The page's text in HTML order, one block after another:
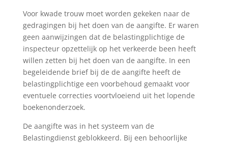
Voor kwade trouw moet worden gekeken naar de
gedragingen bij het doen van de aangifte. Er waren
geen aanwijzingen dat de belastingplichtige de
inspecteur opzettelijk op het verkeerde been heeft
willen zetten bij het doen van de aangifte. In een
begeleidende brief bij de de aangifte heeft de
belastingplichtige een voorbehoud gemaakt voor
eventuele correcties voortvloeiend uit het lopende
boekenonderzoek.
De aangifte was in het systeem van de
Belastingdienst geblokkeerd. Bij een behoorlijke